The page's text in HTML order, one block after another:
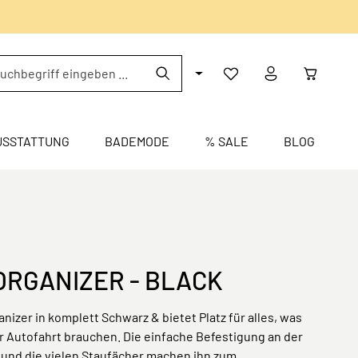
BADEMODE % SALE BLOG
- BLACK
in komplett Schwarz & bietet Platz für alles, was
Autofahrt brauchen. Die einfache Befestigung an der